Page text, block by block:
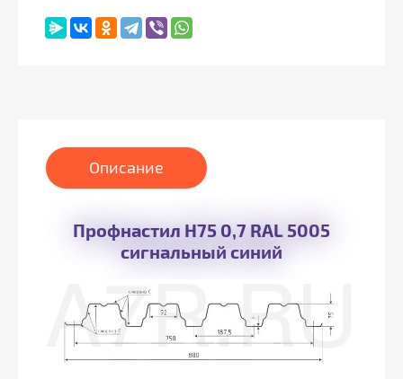
Описание
Профнастил Н75 0,7 RAL 5005
сигнальный синий